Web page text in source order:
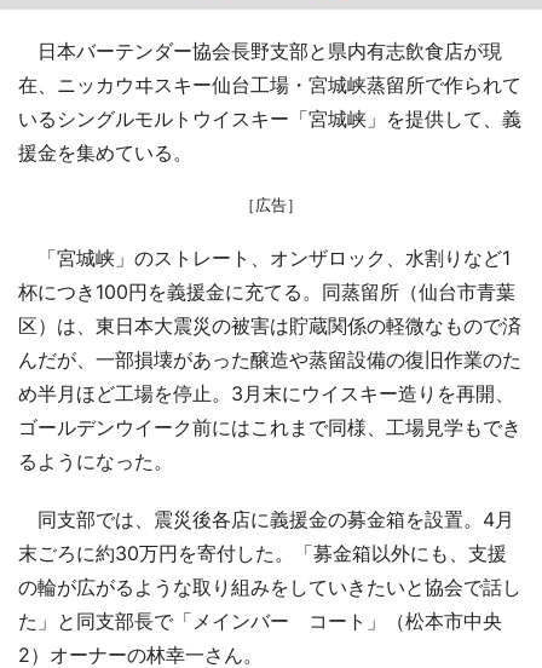
日本バーテンダー協会長野支部と県内有志飲食店が現
在、ニッカウヰスキー仙台工場・宮城峡蒸留所で作られて
いるシングルモルトウイスキー「宮城峡」を提供して、義
援金を集めている。
［広告］
「宮城峡」のストレート、オンザロック、水割りなど1
杯につき100円を義援金に充てる。同蒸留所（仙台市青葉
区）は、東日本大震災の被害は貯蔵関係の軽微なもので済
んだが、一部損壊があった醸造や蒸留設備の復旧作業のた
め半月ほど工場を停止。3月末にウイスキー造りを再開、
ゴールデンウイーク前にはこれまで同様、工場見学もでき
るようになった。
同支部では、震災後各店に義援金の募金箱を設置。4月
末ごろに約30万円を寄付した。「募金箱以外にも、支援
の輪が広がるような取り組みをしていきたいと協会で話し
た」と同支部長で「メインバー コート」（松本市中央
2）オーナーの林幸一さん。